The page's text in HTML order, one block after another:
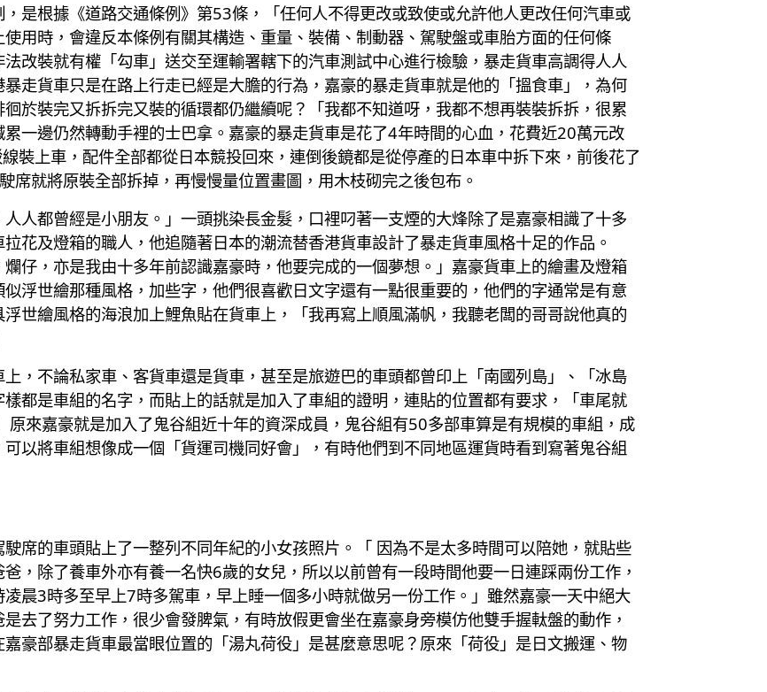
是根據《道路交通條例》第53條，「任何人不得更改或致使或允許他人更改任何汽車或
用時，會違反本條例有關其構造、重量、裝備、制動器、駕駛盤或車胎方面的任何條
改裝就有權「勾車」送交至運輸署轄下的汽車測試中心進行檢驗，暴走貨車高調得人人
走貨車只是在路上行走已經是大膽的行為，嘉豪的暴走貨車就是他的「搵食車」，為何
於裝完又拆拆完又裝的循環都仍繼續呢？「我都不知道呀，我都不想再裝裝拆拆，很累
一邊仍然轉動手裡的士巴拿。嘉豪的暴走貨車是花了4年時間的心血，花費近20萬元改
裝上車，配件全部都從日本競投回來，連倒後鏡都是從停產的日本車中拆下來，前後花了
席就將原裝全部拆掉，再慢慢量位置畫圖，用木枝砌完之後包布。
人人都曾經是小朋友。」一頭挑染長金髮，口裡叼著一支煙的大烽除了是嘉豪相識了十多
花及燈箱的職人，他追隨著日本的潮流替香港貨車設計了暴走貨車風格十足的作品。
爛仔，亦是我由十多年前認識嘉豪時，他要完成的一個夢想。」嘉豪貨車上的繪畫及燈箱
浮世繪那種風格，加些字，他們很喜歡日文字還有一點很重要的，他們的字通常是有意
世繪風格的海浪加上鯉魚貼在貨車上，「我再寫上順風滿帆，我聽老闆的哥哥說他真的
，不論私家車、客貨車還是貨車，甚至是旅遊巴的車頭都曾印上「南國列島」、「冰島
都是車組的名字，而貼上的話就是加入了車組的證明，連貼的位置都有要求，「車尾就
來嘉豪就是加入了鬼谷組近十年的資深成員，鬼谷組有50多部車算是有規模的車組，成
以將車組想像成一個「貨運司機同好會」，有時他們到不同地區運貨時看到寫著鬼谷組
席的車頭貼上了一整列不同年紀的小女孩照片。「 因為不是太多時間可以陪她，就貼些
，除了養車外亦有養一名快6歲的女兒，所以以前曾有一段時間他要一日連踩兩份工作，
晨3時多至早上7時多駕車，早上睡一個多小時就做另一份工作。」雖然嘉豪一天中絕大
去了努力工作，很少會發脾氣，有時放假更會坐在嘉豪身旁模仿他雙手握軚盤的動作，
豪部暴走貨車最當眼位置的「湯丸荷役」是甚麼意思呢？原來「荷役」是日文搬運、物